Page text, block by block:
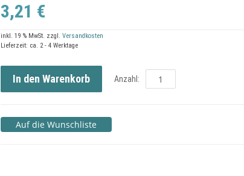
3,21 €
inkl. 19 % MwSt. zzgl. Versandkosten
Lieferzeit: ca. 2 - 4 Werktage
In den Warenkorb Anzahl: